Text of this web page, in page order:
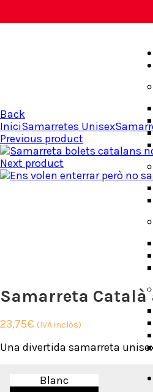
Back
IniciSamarretes Unisex
Previous product
Next product
Samarreta Català
23,75€ (IVA inclòs)
Una divertida samarreta
Blanc